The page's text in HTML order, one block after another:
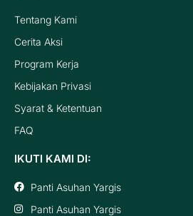
Tentang Kami
Cerita Aksi
Program Kerja
Kebijakan Privasi
Syarat & Ketentuan
FAQ
IKUTI KAMI DI:
Panti Asuhan Yargis
Panti Asuhan Yargis